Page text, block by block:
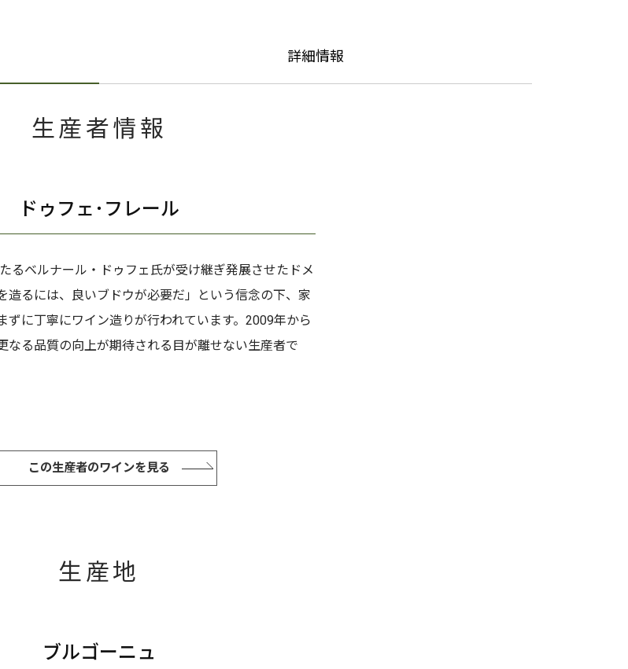
詳細情報
生産者情報
ドゥフェ･フレール
るベルナール・ドゥフェ氏が受け継ぎ発展させたドメ
造るには、良いブドウが必要だ」という信念の下、家
ずに丁寧にワイン造りが行われています。2009年から
なる品質の向上が期待される目が離せない生産者で
この生産者のワインを見る
生産地
ブルゴーニュ